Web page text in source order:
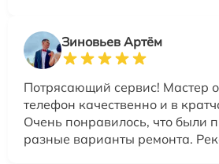
Зиновьев Артём
Потрясающий сервис! Мастер
телефон качественно и в
Очень понравилось, что были
разные варианты ремонта.